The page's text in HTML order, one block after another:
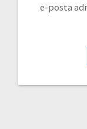
e-posta